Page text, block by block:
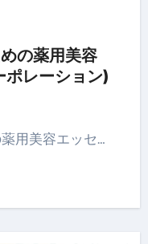
の薬用美容
ポレーション)
薬用美容エッセ…